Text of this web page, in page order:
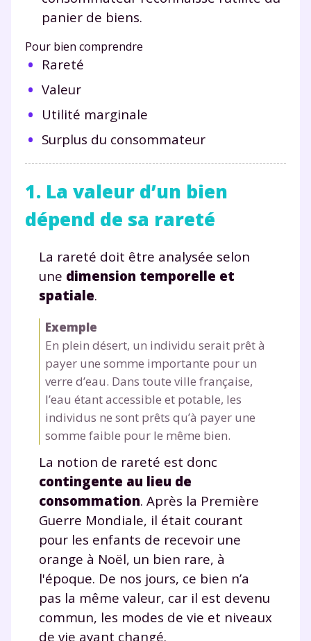
panier de biens.
Pour bien comprendre
Rareté
Valeur
Utilité marginale
Surplus du consommateur
1. La valeur d’un bien
dépend de sa rareté
La rareté doit être analysée selon
une dimension temporelle et
spatiale.
Exemple
En plein désert, un individu serait prêt à
payer une somme importante pour un
verre d’eau. Dans toute ville française,
l’eau étant accessible et potable, les
individus ne sont prêts qu’à payer une
somme faible pour le même bien.
La notion de rareté est donc
contingente au lieu de
consommation. Après la Première
Guerre Mondiale, il était courant
pour les enfants de recevoir une
orange à Noël, un bien rare, à
l'époque. De nos jours, ce bien n’a
pas la même valeur, car il est devenu
commun, les modes de vie et niveaux
de vie ayant changé.